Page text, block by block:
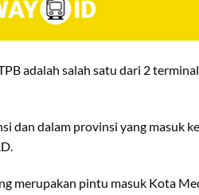
adalah salah satu dari 2
dan dalam provinsi yang masuk
merupakan pintu masuk Kota